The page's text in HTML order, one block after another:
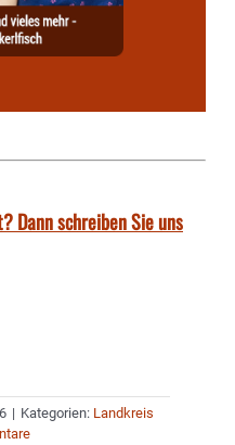
Dann schreiben Sie uns
| Kategorien: Landkreis